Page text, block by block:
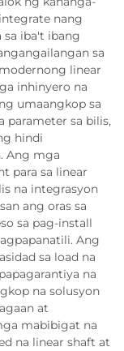
nang
sa iba't ibang
sa
linear
inhinyero na
umaangkop sa
parameter sa bilis,
hindi
Ang mga
para sa linear
na integrasyon
ang oras sa
sa pag-install
Ang
sa load na
na
na solusyon
at
mabibigat na
na linear shaft at